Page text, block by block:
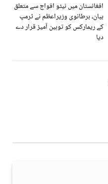
افغانستان میں نیٹو افواج سے متعلق
بیان، برطانوی وزیراعظم نے ٹرمپ
کے ریمارکس کو توہین آمیز قرار دے
دیا